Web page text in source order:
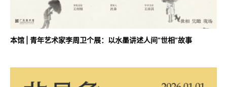
本馆 | 青年艺术家李周卫个展：以水墨讲述人间“世相”故事